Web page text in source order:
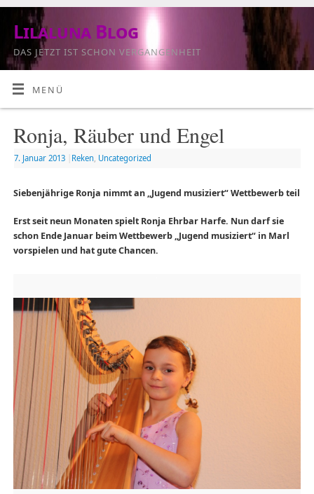
Lilaluna Blog
DAS JETZT IST SCHON VERGANGENHEIT
MENÜ
Ronja, Räuber und Engel
7. Januar 2013 Reken Uncategorized
Siebenjährige Ronja nimmt an „Jugend musiziert“ Wettbewerb teil
Erst seit neun Monaten spielt Ronja Ehrbar Harfe. Nun darf sie
schon Ende Januar beim Wettbewerb „Jugend musiziert“ in Marl
vorspielen und hat gute Chancen.